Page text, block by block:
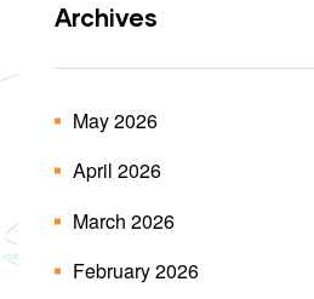
Archives
May 2026
April 2026
March 2026
February 2026